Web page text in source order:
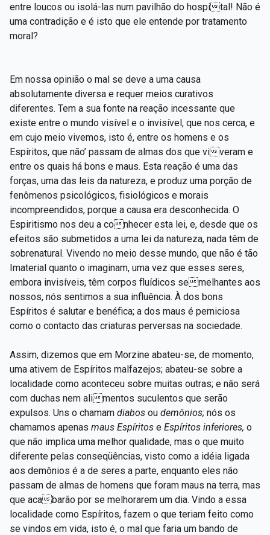
entre loucos ou isolá-las num pavilhão do hospital! Não é
uma contradição e é isto que ele entende por tratamento
moral?
Em nossa opinião o mal se deve a uma causa
absolutamente diversa e requer meios curativos
diferentes. Tem a sua fonte na reação incessante que
existe entre o mundo visível e o invisível, que nos cerca, e
em cujo meio vivemos, isto é, entre os homens e os
Espíritos, que não’ passam de almas dos que viveram e
entre os quais há bons e maus. Esta reação é uma das
forças, uma das leis da natureza, e produz uma porção de
fenômenos psicológicos, fisiológicos e morais
incompreendidos, porque a causa era desconhecida. O
Espiritismo nos deu a conhecer esta lei, e, desde que os
efeitos são submetidos a uma lei da natureza, nada têm de
sobrenatural. Vivendo no meio desse mundo, que não é tão
Imaterial quanto o imaginam, uma vez que esses seres,
embora invisíveis, têm corpos fluídicos semelhantes aos
nossos, nós sentimos a sua influência. À dos bons
Espíritos é salutar e benéfica; a dos maus é perniciosa
como o contacto das criaturas perversas na sociedade.
Assim, dizemos que em Morzine abateu-se, de momento,
uma ativem de Espíritos malfazejos; abateu-se sobre a
localidade como aconteceu sobre muitas outras; e não será
com duchas nem alimentos suculentos que serão
expulsos. Uns o chamam diabos ou demônios; nós os
chamamos apenas maus Espíritos e Espíritos inferiores, o
que não implica uma melhor qualidade, mas o que muito
diferente pelas conseqüências, visto como a idéia ligada
aos demônios é a de seres a parte, enquanto eles não
passam de almas de homens que foram maus na terra, mas
que acabarão por se melhorarem um dia. Vindo a essa
localidade como Espíritos, fazem o que teriam feito como
se vindos em vida, isto é, o mal que faria um bando de